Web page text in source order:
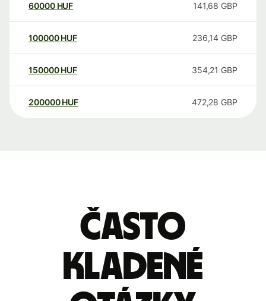
60000 HUF 141,68 GBP
100000 HUF 236,14 GBP
150000 HUF 354,21 GBP
200000 HUF 472,28 GBP
Často
kladené